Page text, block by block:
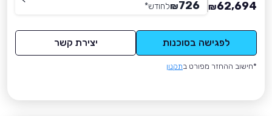
62,694
₪
726
₪לחודש*
לפגישה בסוכנות יצירת קשר
*חישוב ההחזר מפורט בתקנון